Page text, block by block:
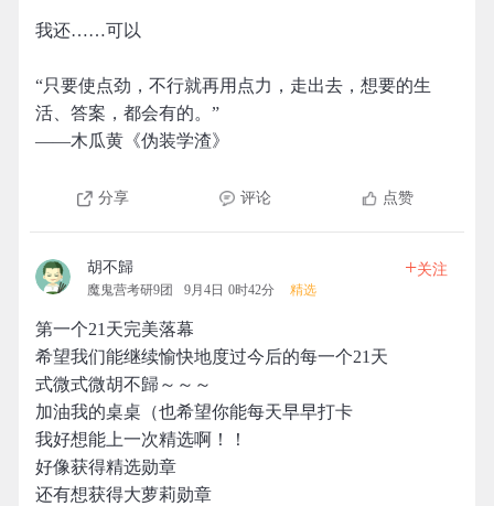
我还……可以
“只要使点劲，不行就再用点力，走出去，想要的生
活、答案，都会有的。”
——木瓜黄《伪装学渣》
分享 评论 点赞
胡不歸
魔鬼营考研9团 9月4日 0时42分 精选
+关注
第一个21天完美落幕
希望我们能继续愉快地度过今后的每一个21天
式微式微胡不歸～～～
加油我的桌桌（也希望你能每天早早打卡
我好想能上一次精选啊！！
好像获得精选勋章
还有想获得大萝莉勋章